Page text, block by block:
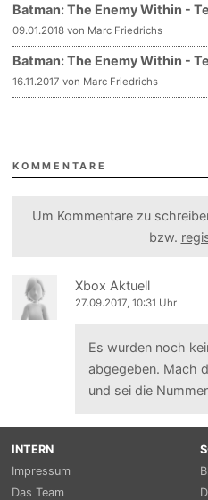
Batman: The Enemy Within -
09.01.2018 von Marc Friedrichs
Batman: The Enemy Within -
16.11.2017 von Marc Friedrichs
KOMMENTARE
Um Kommentare zu
bzw.
Xbox Aktuell
27.09.2017, 10:31 Uhr
Es wurden noch
abgegeben. Mach
und sei die
INTERN
Impressum
Das Team